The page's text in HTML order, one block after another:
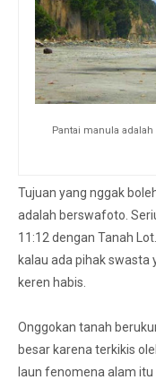
Pantai manula
Tujuan yang nggak
adalah berswafoto.
11:12 dengan Tanah
kalau ada pihak swasta
keren habis.
Onggokan tanah
besar karena terkikis
laun fenomena alam